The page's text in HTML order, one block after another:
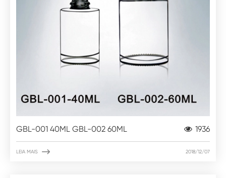
GBL-001 40ML GBL-002 60ML 1936
LEIA MAIS  2018/12/07